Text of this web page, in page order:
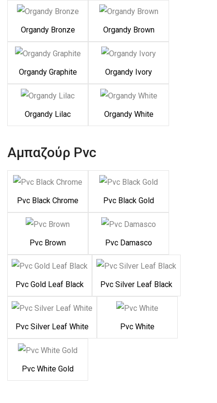
Organdy Bronze Organdy Brown
Organdy Graphite Organdy Ivory
Organdy Lilac Organdy White
Αμπαζούρ Pvc
Pvc Black Chrome Pvc Black Gold
Pvc Brown Pvc Damasco
Pvc Gold Leaf Black Pvc Silver Leaf Black
Pvc Silver Leaf White Pvc White
Pvc White Gold